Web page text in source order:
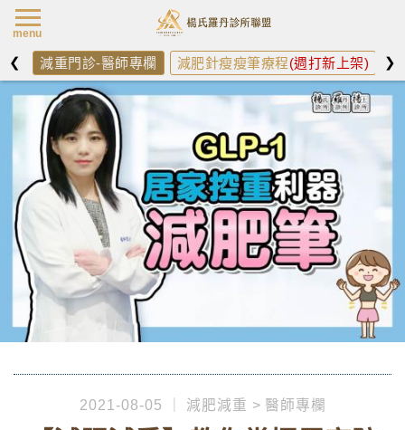
❮ 減重門診-醫師專欄 減肥針瘦瘦筆療程(週打新上架) ❯
2021-08-05 減肥減重 醫師專欄
menu